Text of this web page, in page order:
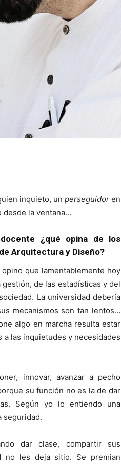
inquieto, un perseguidoren
desde la ventana…
¿qué opina de los
Arquitectura y Diseño?
que lamentablemente hoy
de las estadísticas y del
La universidad debería
mecanismos son tan lentos…
algo en marcha resulta estar
a las inquietudes y necesidades
innovar, avanzar a pecho
su función no es la de dar
Según yo lo entiendo una
seguridad.
dar clase, compartir sus
no les deja sitio. Se premian